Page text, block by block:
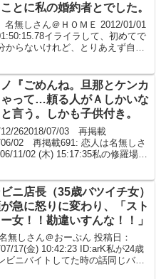
とに私の婚約者とでした。
名無しさん＠ＨＯＭＥ 2012/01/01
イライラして、初めてで
からないけれど、とりあえず自分
私の感情を含めずに...
『ごめんね。旦那とケンカ
ゃって…頼る人がＡしかいな
言う。しかも子供付き。
12/262018/07/03 再掲載
06/02 再掲載691: 恋人は名無しさ
11/02 (木) 15:17:35私の修羅場？
ニ店長（35歳バツイチ女）
急に怒りに変わり、「スト
女！！勘違いすんな！！」
無しさん＠おーぷん 投稿日：
17(金) 10:42:23 ID:arK私が24歳
ビニバイトしてた時の話同じバイ